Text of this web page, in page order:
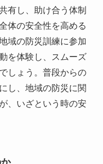
有し、助け合う体制
体の安全性を高める
域の防災訓練に参加
を体験し、スムーズ
しょう。普段からの
し、地域の防災に関
、いざという時の安